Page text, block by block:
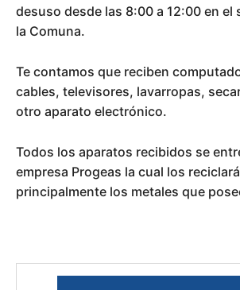
desuso desde las 8:00 a 12:00 en el
la Comuna.
Te contamos que reciben
cables, televisores, lavarropas,
otro aparato electrónico.
Todos los aparatos recibidos se
empresa Progeas la cual los
principalmente los metales que